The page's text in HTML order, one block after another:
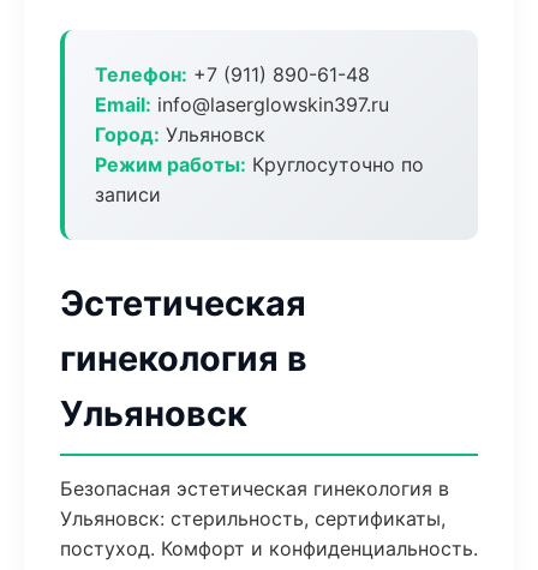
Телефон: +7 (911) 890-61-48
Email: info@laserglowskin397.ru
Город: Ульяновск
Режим работы: Круглосуточно по
записи
Эстетическая
гинекология в
Ульяновск
Безопасная эстетическая гинекология в
Ульяновск: стерильность, сертификаты,
постуход. Комфорт и конфиденциальность.